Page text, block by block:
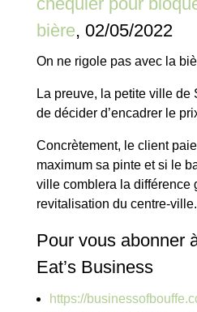
bière, 02/05/2022
On ne rigole pas avec la
La preuve, la petite ville
de décider d’encadrer le
Concrètement, le client
maximum sa pinte et si le
ville comblera la différence
revitalisation du centre-ville.
Pour vous abonner
Eat’s Business
https://